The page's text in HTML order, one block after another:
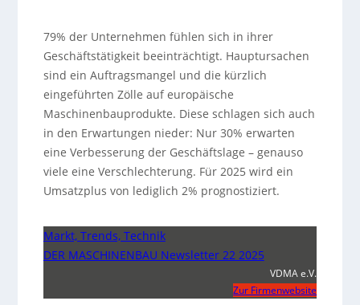
79% der Unternehmen fühlen sich in ihrer
Geschäftstätigkeit beeinträchtigt. Hauptursachen
sind ein Auftragsmangel und die kürzlich
eingeführten Zölle auf europäische
Maschinenbauprodukte. Diese schlagen sich auch
in den Erwartungen nieder: Nur 30% erwarten
eine Verbesserung der Geschäftslage – genauso
viele eine Verschlechterung. Für 2025 wird ein
Umsatzplus von lediglich 2% prognostiziert.
Markt, Trends, Technik
DER MASCHINENBAU Newsletter 22 2025
VDMA e.V.
Zur Firmenwebsite